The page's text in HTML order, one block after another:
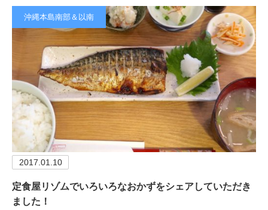
沖縄本島南部＆以南
2017.01.10
定食屋リゾムでいろいろなおかずをシェアしていただき
ました！